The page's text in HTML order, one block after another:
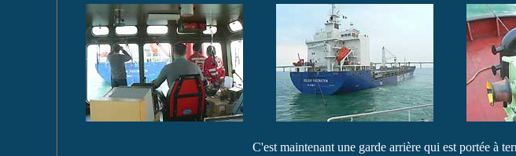
C'est maintenant une garde arrière qui est portée à